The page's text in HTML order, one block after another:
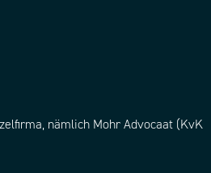
nämlich Mohr Advocaat (KvK